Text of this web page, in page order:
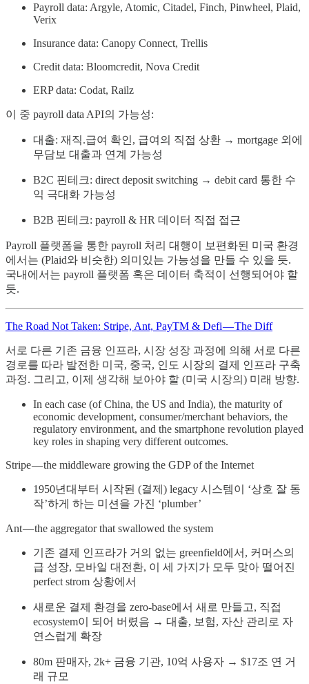
Payroll data: Argyle, Atomic, Citadel, Finch, Pinwheel, Plaid,
Verix
Insurance data: Canopy Connect, Trellis
Credit data: Bloomcredit, Nova Credit
ERP data: Codat, Railz
이 중 payroll data API의 가능성:
대출: 재직.급여 확인, 급여의 직접 상환 → mortgage 외에
무담보 대출과 연계 가능성
B2C 핀테크: direct deposit switching → debit card 통한 수
익 극대화 가능성
B2B 핀테크: payroll & HR 데이터 직접 접근
Payroll 플랫폼을 통한 payroll 처리 대행이 보편화된 미국 환경
에서는 (Plaid와 비슷한) 의미있는 가능성을 만들 수 있을 듯.
국내에서는 payroll 플랫폼 혹은 데이터 축적이 선행되어야 할
듯.
The Road Not Taken: Stripe, Ant, PayTM & Defi — The Diff
서로 다른 기존 금융 인프라, 시장 성장 과정에 의해 서로 다른
경로를 따라 발전한 미국, 중국, 인도 시장의 결제 인프라 구축
과정. 그리고, 이제 생각해 보아야 할 (미국 시장의) 미래 방향.
In each case (of China, the US and India), the maturity of
economic development, consumer/merchant behaviors, the
regulatory environment, and the smartphone revolution played
key roles in shaping very different outcomes.
Stripe — the middleware growing the GDP of the Internet
1950년대부터 시작된 (결제) legacy 시스템이 ‘상호 잘 동
작’하게 하는 미션을 가진 ‘plumber’
Ant — the aggregator that swallowed the system
기존 결제 인프라가 거의 없는 greenfield에서, 커머스의
급 성장, 모바일 대전환, 이 세 가지가 모두 맞아 떨어진
perfect strom 상황에서
새로운 결제 환경을 zero-base에서 새로 만들고, 직접
ecosystem이 되어 버렸음 → 대출, 보험, 자산 관리로 자
연스럽게 확장
80m 판매자, 2k+ 금융 기관, 10억 사용자 → $17조 연 거
래 규모